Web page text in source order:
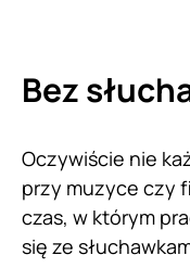
Bez
Oczywiście nie
przy muzyce czy
czas, w którym
się ze